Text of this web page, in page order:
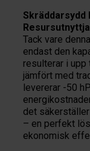
Tack vare
endast den
resulterar i upp
jämfört med
levererar -50
det
– en perfekt
ekonomisk